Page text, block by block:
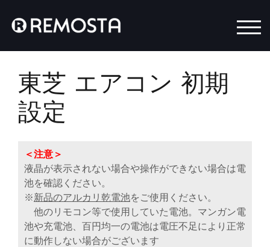
モバ
東芝 エアコン 初期
設定
＜注意＞
液晶が表示されない場合や操作ができない場合は電
池を確認ください。
※新品のアルカリ乾電池をご使用ください。
他のリモコン等で使用していた電池。マンガン電
池や充電池、百円均一の電池は電圧不足により正常
に動作しない場合がございます